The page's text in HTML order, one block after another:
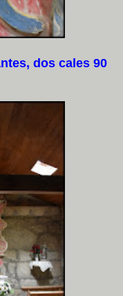
dos cales 90